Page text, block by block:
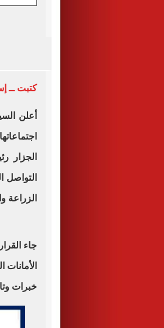
كتبت ــ
أعلن
الجزار
التواصل
الزراعة
جاء
خبرات